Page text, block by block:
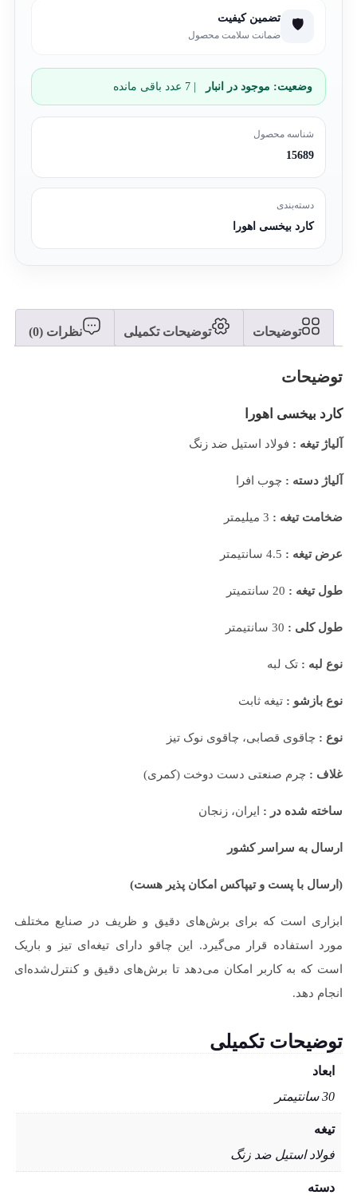
🛡️ تضمین کیفیت
ضمانت سلامت محصول
وضعیت: موجود در انبار
شناسه محصول
15689
دسته‌بندی
کارد بیخسی اهورا
توضیحات توضیحات تکمیلی نظرات (0)
توضیحات
کارد بیخسی اهورا
آلیاژ تیغه : فولاد استیل ضد زنگ
آلیاژ دسته : چوب افرا
ضخامت تیغه :
عرض تیغه :
طول تیغه :
طول کلی :
نوع لبه : تک لبه
نوع بازشو : تیغه ثابت
نوع : چاقوی قصابی، چاقوی نوک تیز
غلاف : چرم صنعتی دست دوخت (کمری)
ساخته شده در : ایران، زنجان
ارسال به سراسر کشور
(ارسال با پست و تیپاکس امکان پذیر هست)
ابزاری است که برای برش‌های دقیق و ظریف در صنایع مختلف
مورد استفاده قرار می‌گیرد. این چاقو دارای تیغه‌ای تیز و باریک
است که به کاربر امکان می‌دهد تا برش‌های دقیق و کنترل‌شده‌ای
انجام دهد.
توضیحات تکمیلی
ابعاد
30 سانتیمتر
تیغه
فولاد استیل ضد زنگ
دسته